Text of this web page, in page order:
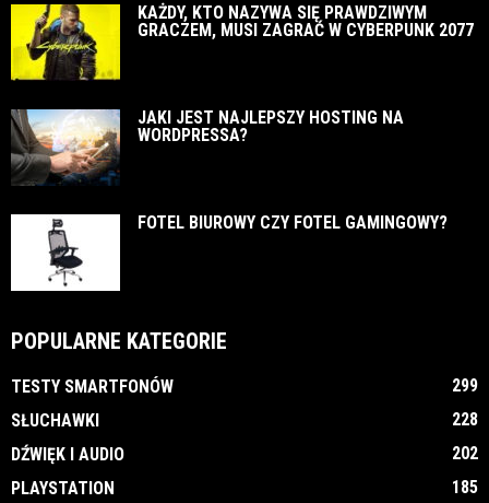
KAŻDY, KTO NAZYWA SIĘ PRAWDZIWYM
GRACZEM, MUSI ZAGRAĆ W CYBERPUNK 2077
JAKI JEST NAJLEPSZY HOSTING NA
WORDPRESSA?
FOTEL BIUROWY CZY FOTEL GAMINGOWY?
POPULARNE KATEGORIE
TESTY SMARTFONÓW
299
SŁUCHAWKI
228
DŹWIĘK I AUDIO
202
PLAYSTATION
185